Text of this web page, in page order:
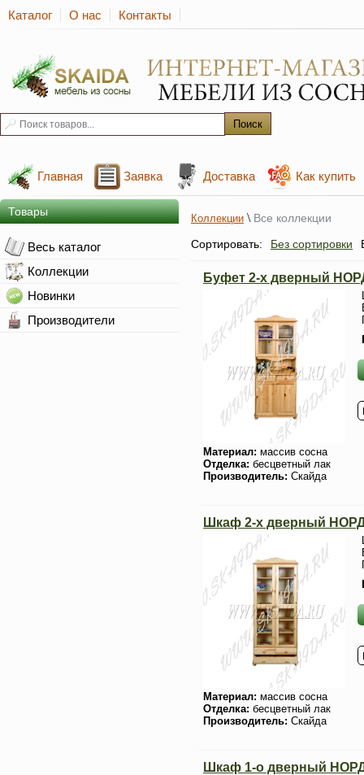
Каталог О нас Контакты
Главная Заявка Доставка Как купить
Товары
Весь каталог
Коллекции
Новинки
Производители
Коллекции \ Все коллекции
Сортировать:
Без сортировки
Буфет 2-х дверный
Материал: массив сосна
Отделка: бесцветный лак
Производитель: Скайда
Шкаф 2-х дверный НОРД
Материал: массив сосна
Отделка: бесцветный лак
Производитель: Скайда
Шкаф 1-о дверный